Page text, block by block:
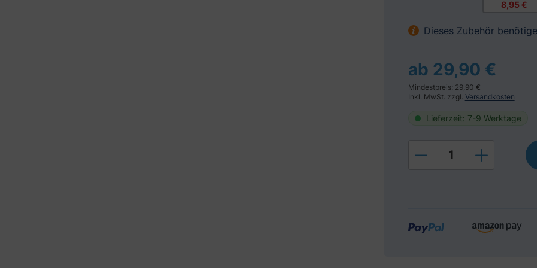
8,95 €
Dieses Zubehör
ab 29,90 €
Mindestpreis: 29,90 €
Inkl. MwSt. zzgl. Versandkosten
Lieferzeit: 7-9 Werktage
Produkt Anzahl: